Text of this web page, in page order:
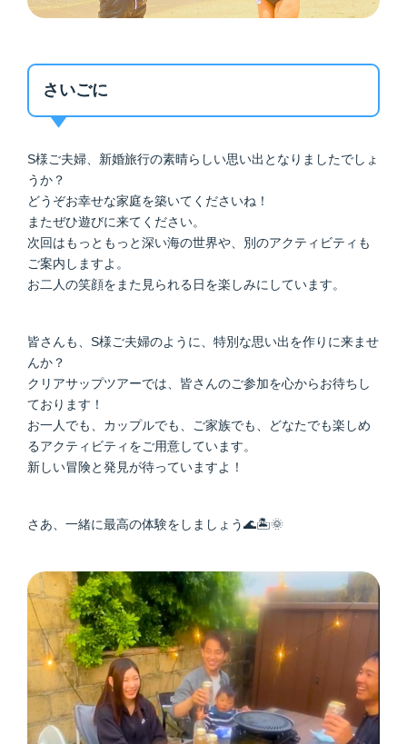
さいごに
S様ご夫婦、新婚旅行の素晴らしい思い出となりましたでしょ
うか？
どうぞお幸せな家庭を築いてくださいね！
またぜひ遊びに来てください。
次回はもっともっと深い海の世界や、別のアクティビティも
ご案内しますよ。
お二人の笑顔をまた見られる日を楽しみにしています。
皆さんも、S様ご夫婦のように、特別な思い出を作りに来ませ
んか？
クリアサップツアーでは、皆さんのご参加を心からお待ちし
ております！
お一人でも、カップルでも、ご家族でも、どなたでも楽しめ
るアクティビティをご用意しています。
新しい冒険と発見が待っていますよ！
さあ、一緒に最高の体験をしましょう🌊🏝️🌞